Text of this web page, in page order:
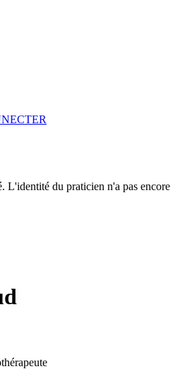
L'identité du praticien n'a pas encore